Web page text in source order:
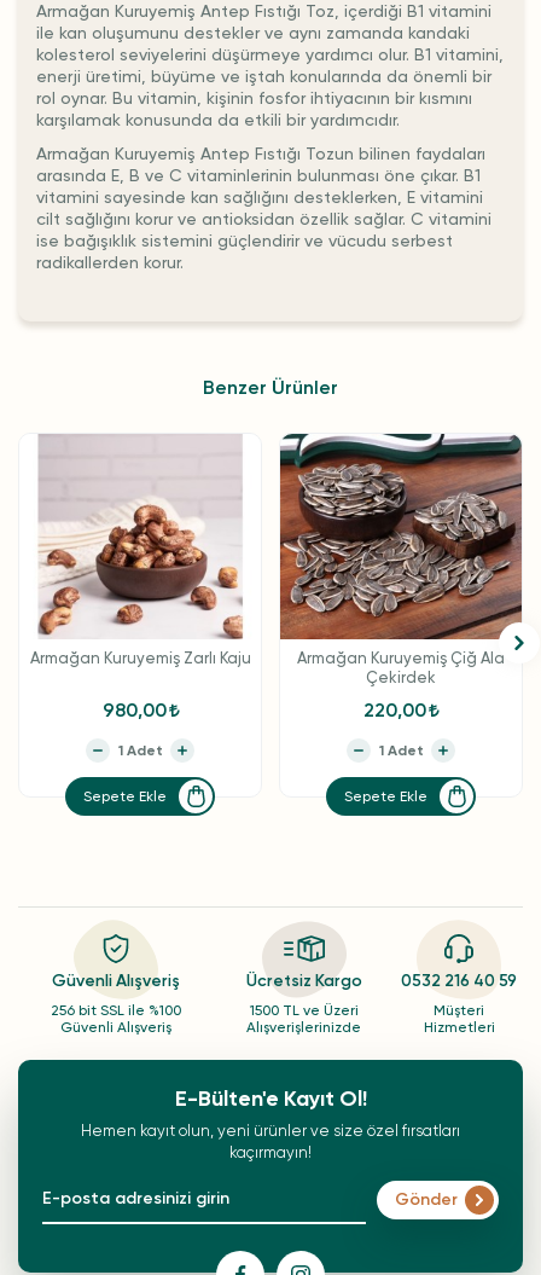
Armağan Kuruyemiş Antep Fıstığı Toz, içerdiği B1 vitamini
ile kan oluşumunu destekler ve aynı zamanda kandaki
kolesterol seviyelerini düşürmeye yardımcı olur. B1 vitamini,
enerji üretimi, büyüme ve iştah konularında da önemli bir
rol oynar. Bu vitamin, kişinin fosfor ihtiyacının bir kısmını
karşılamak konusunda da etkili bir yardımcıdır.
Armağan Kuruyemiş Antep Fıstığı Tozun bilinen faydaları
arasında E, B ve C vitaminlerinin bulunması öne çıkar. B1
vitamini sayesinde kan sağlığını desteklerken, E vitamini
cilt sağlığını korur ve antioksidan özellik sağlar. C vitamini
ise bağışıklık sistemini güçlendirir ve vücudu serbest
radikallerden korur.
Benzer Ürünler
Armağan Kuruyemiş Zarlı Kaju
980,00
Sepete Ekle
Armağan Kuruyemiş Çiğ Ala
Çekirdek
220,00
Sepete Ekle
Güvenli Alışveriş
256 bit SSL ile %100
Güvenli Alışveriş
Ücretsiz Kargo
1500 TL ve Üzeri
Alışverişlerinizde
0532 216 40 59
Müşteri
Hizmetleri
E-Bülten'e Kayıt Ol!
Hemen kayıt olun, yeni ürünler ve size özel fırsatları
kaçırmayın!
Gönder